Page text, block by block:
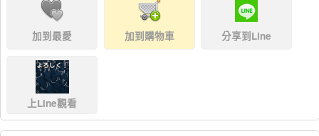
加到最愛 加到購物車 分享到Line
上Line觀看